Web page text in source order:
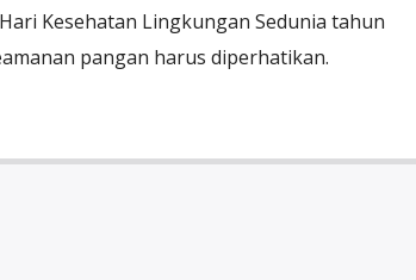
Kesehatan Lingkungan Sedunia tahun
pangan harus diperhatikan.